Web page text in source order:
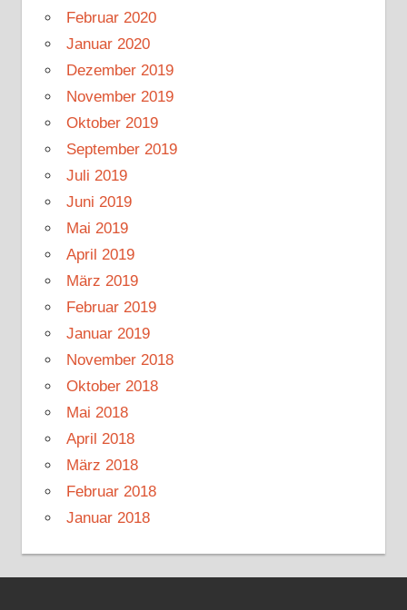
Februar 2020
Januar 2020
Dezember 2019
November 2019
Oktober 2019
September 2019
Juli 2019
Juni 2019
Mai 2019
April 2019
März 2019
Februar 2019
Januar 2019
November 2018
Oktober 2018
Mai 2018
April 2018
März 2018
Februar 2018
Januar 2018